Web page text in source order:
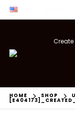
Create
HOME SHOP